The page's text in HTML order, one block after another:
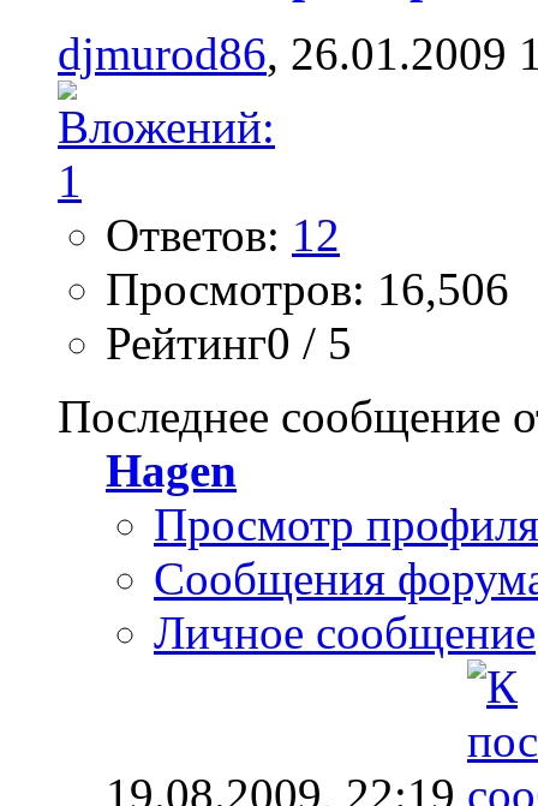
djmurod86, 26.01.2009
Ответов: 12
Просмотров: 16,506
Рейтинг0 / 5
Последнее сообщение
Hagen
Просмотр профиля
Сообщения
Личное сообщение
19.08.2009, 22:19